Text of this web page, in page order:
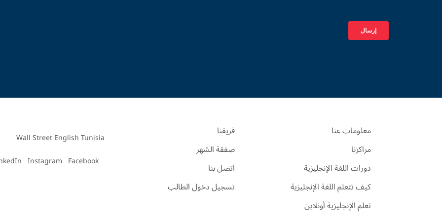
معلومات عنا
مراكزنا
دورات اللغة الإنجليزية
كيف تتعلم اللغة الإنجليزية
تعلم الإنجليزية أونلاين
فريقنا
صفقة الشهر
اتصل بنا
تسجيل دخول الطالب
Wall Street English Tunisia
Facebook
Instagram